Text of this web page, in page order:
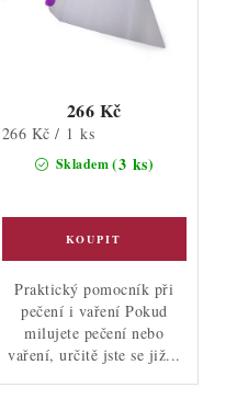
Skladem(3 ks)
266 Kč
Měrná
266 Kč / 1 ks
Praktický pomocník při
pečení i vaření Pokud
milujete pečení nebo
vaření, určitě jste se již...